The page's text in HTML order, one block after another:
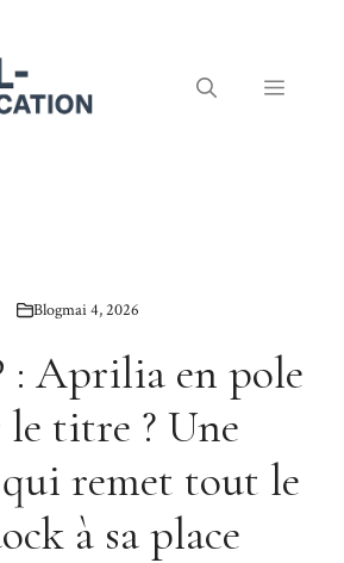
Menu
Blogmai 4, 2026
: Aprilia en pole
titre ? Une
remet tout le
à sa place